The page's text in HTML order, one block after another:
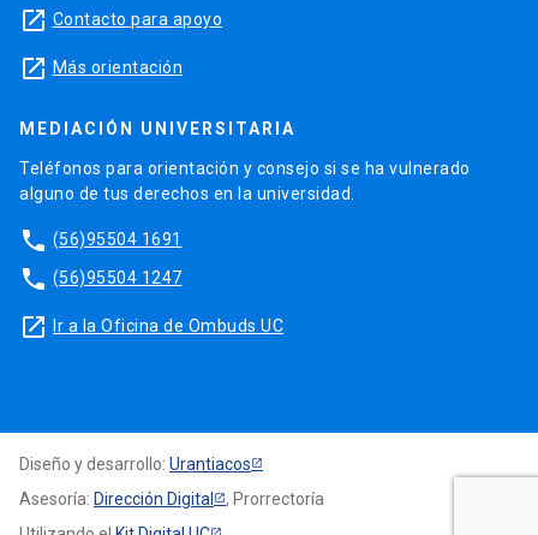
launch Contacto para apoyo
launch Más orientación
MEDIACIÓN UNIVERSITARIA
Teléfonos para orientación y consejo si se ha vulnerado
alguno de tus derechos en la universidad.
phone (56)95504 1691
phone (56)95504 1247
launch Ir a la Oficina de Ombuds UC
Diseño y desarrollo: Urantiacos
Asesoría: Dirección Digital
, Prorrectoría